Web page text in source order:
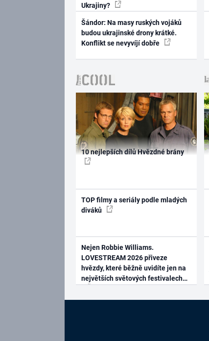
Ukrajiny?
Šándor: Na masy ruských vojáků
budou ukrajinské drony krátké.
Konflikt se nevyvíjí dobře
10 nejlepších dílů Hvězdné brány
TOP filmy a seriály podle mladých
diváků
Nejen Robbie Williams.
LOVESTREAM 2026 přiveze
hvězdy, které běžně uvidíte jen na
největších světových festivalech